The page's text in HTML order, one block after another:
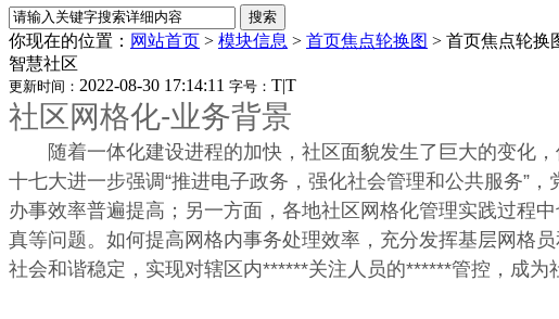
你现在的位置： 网站首页 > 模块信息 > 首页焦点轮换图 > 首页焦点轮换
智慧社区
更新时间： 2022-08-30 17:14:11 字号： T|T
社区网格化-业务背景
随着一体化建设进程的加快，社区面貌发生了巨大的变化，
十七大进一步强调“推进电子政务，强化社会管理和公共服务”
办事效率普遍提高；另一方面，各地社区网格化管理实践过程
真等问题。如何提高网格内事务处理效率，充分发挥基层网格
社会和谐稳定，实现对辖区内******关注人员的******管控，成为